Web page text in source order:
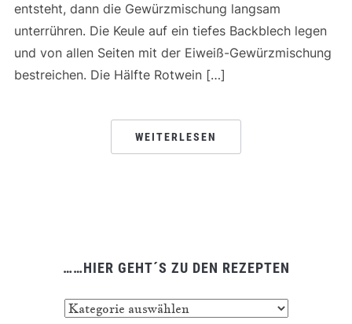
……HIER GEHT´S ZU DEN REZEPTEN
entsteht, dann die Gewürzmischung langsam
unterrühren. Die Keule auf ein tiefes Backblech legen
und von allen Seiten mit der Eiweiß-Gewürzmischung
bestreichen. Die Hälfte Rotwein […]
WEITERLESEN